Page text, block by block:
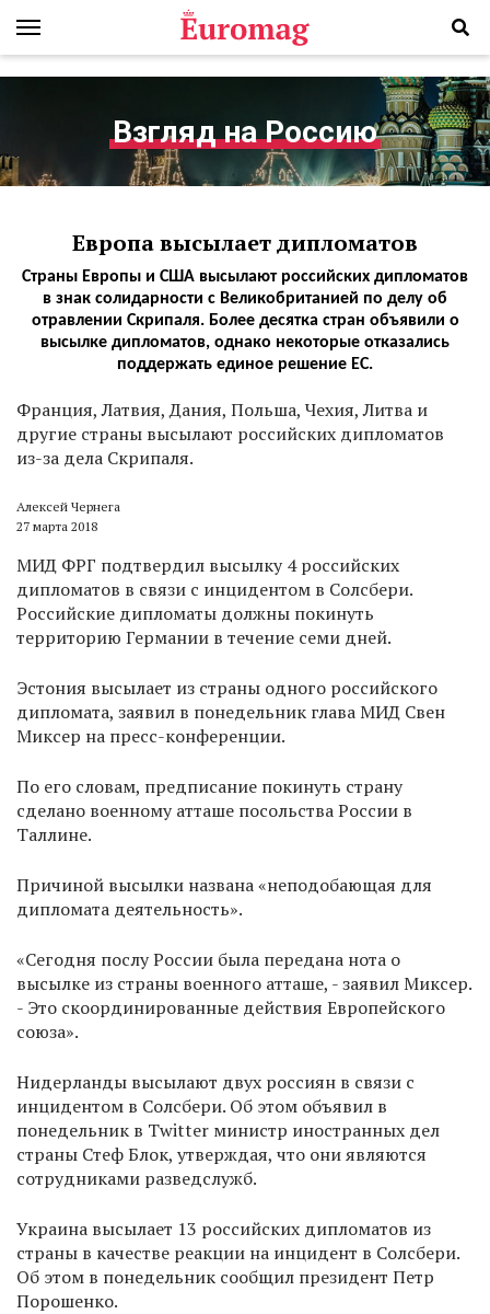
Взгляд на Россию
Европа высылает дипломатов
Страны Европы и США высылают российских дипломатов
в знак солидарности с Великобританией по делу об
отравлении Скрипаля. Более десятка стран объявили о
высылке дипломатов, однако некоторые отказались
поддержать единое решение ЕС.
Франция, Латвия, Дания, Польша, Чехия, Литва и
другие страны высылают российских дипломатов
из-за дела Скрипаля.
Алексей Чернега
27 марта 2018
МИД ФРГ подтвердил высылку 4 российских
дипломатов в связи с инцидентом в Солсбери.
Российские дипломаты должны покинуть
территорию Германии в течение семи дней.
Эстония высылает из страны одного российского
дипломата, заявил в понедельник глава МИД Свен
Миксер на пресс-конференции.
По его словам, предписание покинуть страну
сделано военному атташе посольства России в
Таллине.
Причиной высылки названа «неподобающая для
дипломата деятельность».
«Сегодня послу России была передана нота о
высылке из страны военного атташе, - заявил Миксер.
- Это скоординированные действия Европейского
союза».
Нидерланды высылают двух россиян в связи с
инцидентом в Солсбери. Об этом объявил в
понедельник в Twitter министр иностранных дел
страны Стеф Блок, утверждая, что они являются
сотрудниками разведслужб.
Украина высылает 13 российских дипломатов из
страны в качестве реакции на инцидент в Солсбери.
Об этом в понедельник сообщил президент Петр
Порошенко.